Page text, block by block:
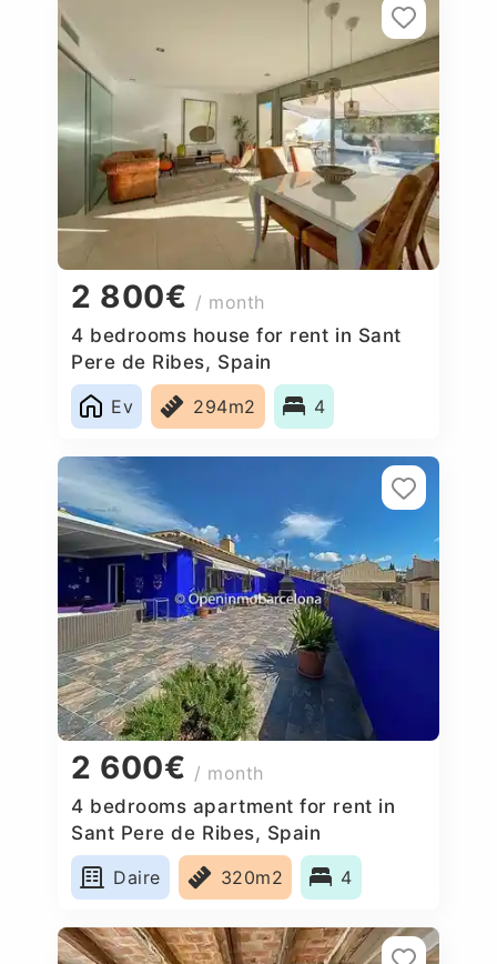
2 800€ / month
4 bedrooms house for rent in Sant
Pere de Ribes, Spain
Ev
294m2 4
2 600€ / month
4 bedrooms apartment for rent in
Sant Pere de Ribes, Spain
Daire
320m2 4